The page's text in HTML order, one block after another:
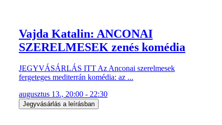
Vajda Katalin: ANCONAI
SZERELMESEK zenés komédia
JEGYVÁSÁRLÁS ITT Az Anconai szerelmesek
fergeteges mediterrán komédia: az ...
augusztus 13., 20:00 - 22:30
Jegyvásárlás a leírásban